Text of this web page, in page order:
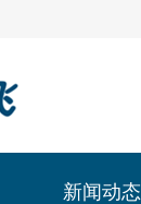
新闻动态